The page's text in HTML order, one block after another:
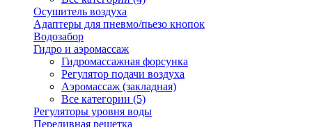
Осушитель воздуха
Адаптеры для пневмо/пьезо кнопок
Водозабор
Гидро и аэромассаж
Гидромассажная форсунка
Регулятор подачи воздуха
Аэромассаж (закладная)
Все категории (5)
Регуляторы уровня воды
Переливная решетка